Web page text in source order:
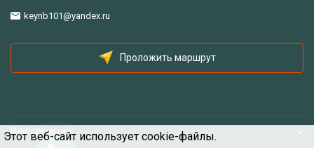
Этот веб-сайт использует cookie-файлы.
keynb101@yandex.ru
Проложить маршрут
Информация